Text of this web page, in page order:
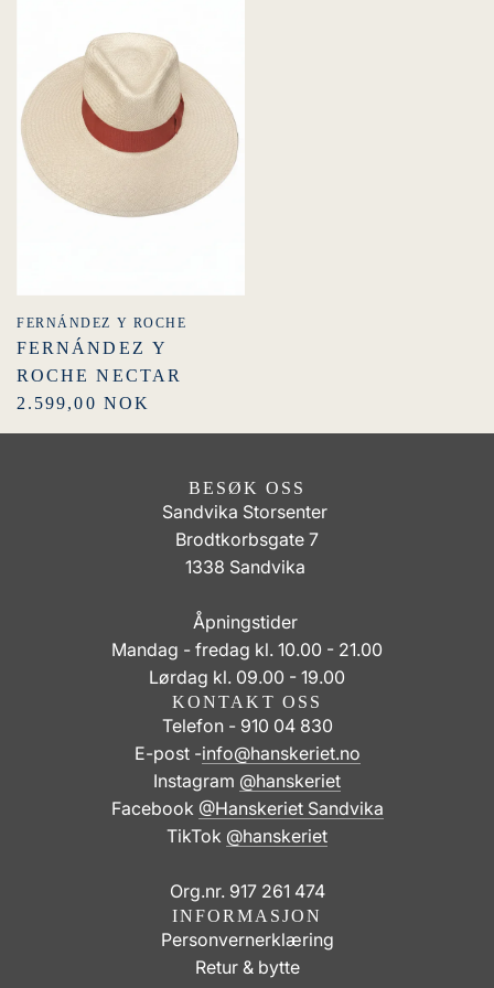
FERNÁNDEZ Y ROCHE
FERNÁNDEZ Y
ROCHE NECTAR
2.599,00 NOK
BESØK OSS
Sandvika Storsenter
Brodtkorbsgate 7
1338 Sandvika
Åpningstider
Mandag - fredag kl. 10.00 - 21.00
Lørdag kl. 09.00 - 19.00
KONTAKT OSS
Telefon - 910 04 830
E-post -info@hanskeriet.no
Instagram @hanskeriet
Facebook @Hanskeriet Sandvika
TikTok @hanskeriet
Org.nr. 917 261 474
INFORMASJON
Personvernerklæring
Retur & bytte